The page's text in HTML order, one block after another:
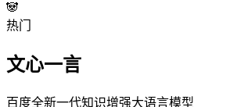
🐼
热门
文心一言
百度全新一代知识增强大语言模型